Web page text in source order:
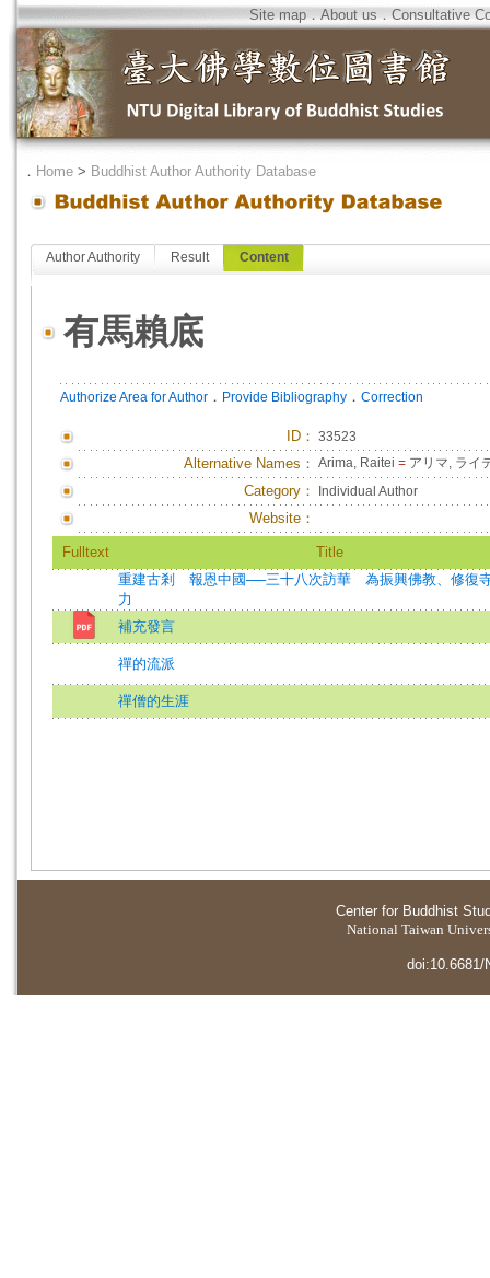
Site map．About us．Consultative
． Home > Buddhist Author Authority Database
Author Authority Result Content
有馬賴底
Authorize Area for Author ． Provide Bibliography ． Correction
ID ： 33523
Alternative Names： Arima, Raitei = アリマ, ライ
Category： Individual Author
Website：
Fulltext
Title
重建古剎 報恩中國──三十八次訪華 為振興佛教、修復
力
補充發言
禪的流派
禪僧的生涯
Center for Buddhist
National Taiwan
doi:10.6681/